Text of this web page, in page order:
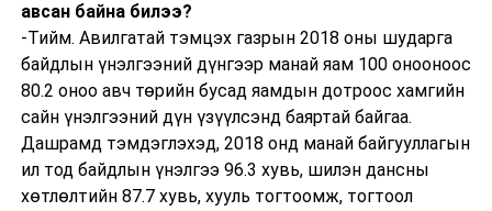
авсан байна билээ?
-Тийм. Авилгатай тэмцэх газрын 2018 оны шударга
байдлын үнэлгээний дүнгээр манай яам 100 онооноос
80.2 оноо авч төрийн бусад яамдын дотроос хамгийн
сайн үнэлгээний дүн үзүүлсэнд баяртай байгаа.
Дашрамд тэмдэглэхэд, 2018 онд манай байгууллагын
ил тод байдлын үнэлгээ 96.3 хувь, шилэн дансны
хөтлөлтийн 87.7 хувь, хууль тогтоомж, тогтоол